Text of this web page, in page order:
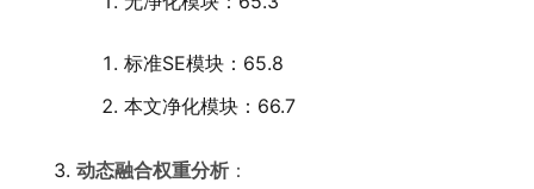
标准SE模块：65.8
本文净化模块：66.7
动态融合权重分析 ：